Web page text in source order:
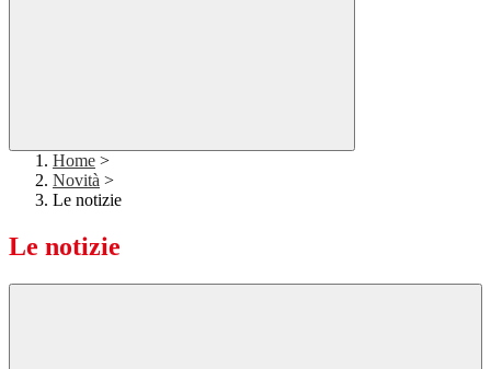
Home >
Novità >
Le notizie
Le notizie